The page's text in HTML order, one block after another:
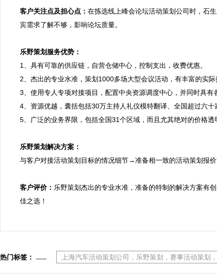
客户关注点及担心点： 在拣选线上峰会论坛活动策划公司时，石
宾需求了解不够，影响论坛质量。
乐野策划服务优势：
1、具有可靠的供应链，自营仓储中心，控制支出，收费优惠。
2、杰出的专业水准，策划1000多场大型会议活动，有丰富的实
3、使用专人专项对接项目，配置中央资源调度中心，并同时具
4、资源优越，囊括包括30万主持人礼仪模特翻译、全国超过六
5、广泛的业务界限，包括全国31个区域，而且尤其绝对的价格
乐野策划解决方案：
与客户对接活动策划目标的情况细节→准备相一致的活动策划报
客户评价： 乐野策划杰出的专业水准，准备的特制的解决方案有
佳之选！
热门标签： 上海汽车活动策划公司，乐野策划，赛事活动策划